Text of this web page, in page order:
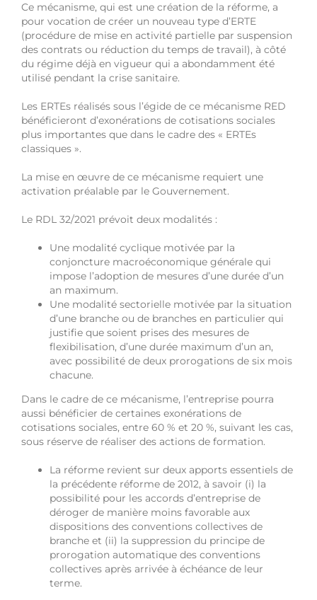
Ce mécanisme, qui est une création de la réforme, a
pour vocation de créer un nouveau type d’ERTE
(procédure de mise en activité partielle par suspension
des contrats ou réduction du temps de travail), à côté
du régime déjà en vigueur qui a abondamment été
utilisé pendant la crise sanitaire.
Les ERTEs réalisés sous l’égide de ce mécanisme RED
bénéficieront d’exonérations de cotisations sociales
plus importantes que dans le cadre des « ERTEs
classiques ».
La mise en œuvre de ce mécanisme requiert une
activation préalable par le Gouvernement.
Le RDL 32/2021 prévoit deux modalités :
Une modalité cyclique motivée par la
conjoncture macroéconomique générale qui
impose l’adoption de mesures d’une durée d’un
an maximum.
Une modalité sectorielle motivée par la situation
d’une branche ou de branches en particulier qui
justifie que soient prises des mesures de
flexibilisation, d’une durée maximum d’un an,
avec possibilité de deux prorogations de six mois
chacune.
Dans le cadre de ce mécanisme, l’entreprise pourra
aussi bénéficier de certaines exonérations de
cotisations sociales, entre 60 % et 20 %, suivant les cas,
sous réserve de réaliser des actions de formation.
La réforme revient sur deux apports essentiels de
la précédente réforme de 2012, à savoir (i) la
possibilité pour les accords d’entreprise de
déroger de manière moins favorable aux
dispositions des conventions collectives de
branche et (ii) la suppression du principe de
prorogation automatique des conventions
collectives après arrivée à échéance de leur
terme.